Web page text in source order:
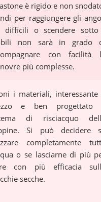
è rigido e non
per raggiungere gli
difficili o scendere
non sarà in grado
con facilità
più complesse.
i materiali, interessante
e ben progettato
di risciacquo
Si può decidere
completamente
o se lasciarne di più
con più efficacia
secche.